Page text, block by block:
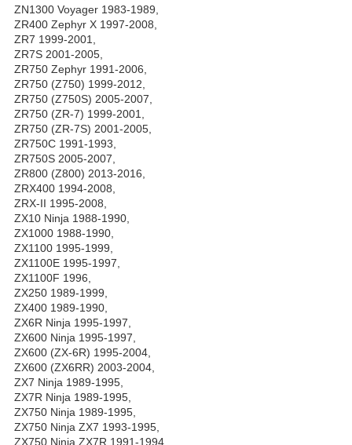
ZN1300 Voyager 1983-1989,
ZR400 Zephyr X 1997-2008,
ZR7 1999-2001,
ZR7S 2001-2005,
ZR750 Zephyr 1991-2006,
ZR750 (Z750) 1999-2012,
ZR750 (Z750S) 2005-2007,
ZR750 (ZR-7) 1999-2001,
ZR750 (ZR-7S) 2001-2005,
ZR750C 1991-1993,
ZR750S 2005-2007,
ZR800 (Z800) 2013-2016,
ZRX400 1994-2008,
ZRX-II 1995-2008,
ZX10 Ninja 1988-1990,
ZX1000 1988-1990,
ZX1100 1995-1999,
ZX1100E 1995-1997,
ZX1100F 1996,
ZX250 1989-1999,
ZX400 1989-1990,
ZX6R Ninja 1995-1997,
ZX600 Ninja 1995-1997,
ZX600 (ZX-6R) 1995-2004,
ZX600 (ZX6RR) 2003-2004,
ZX7 Ninja 1989-1995,
ZX7R Ninja 1989-1995,
ZX750 Ninja 1989-1995,
ZX750 Ninja ZX7 1993-1995,
ZX750 Ninja ZX7R 1991-1994,